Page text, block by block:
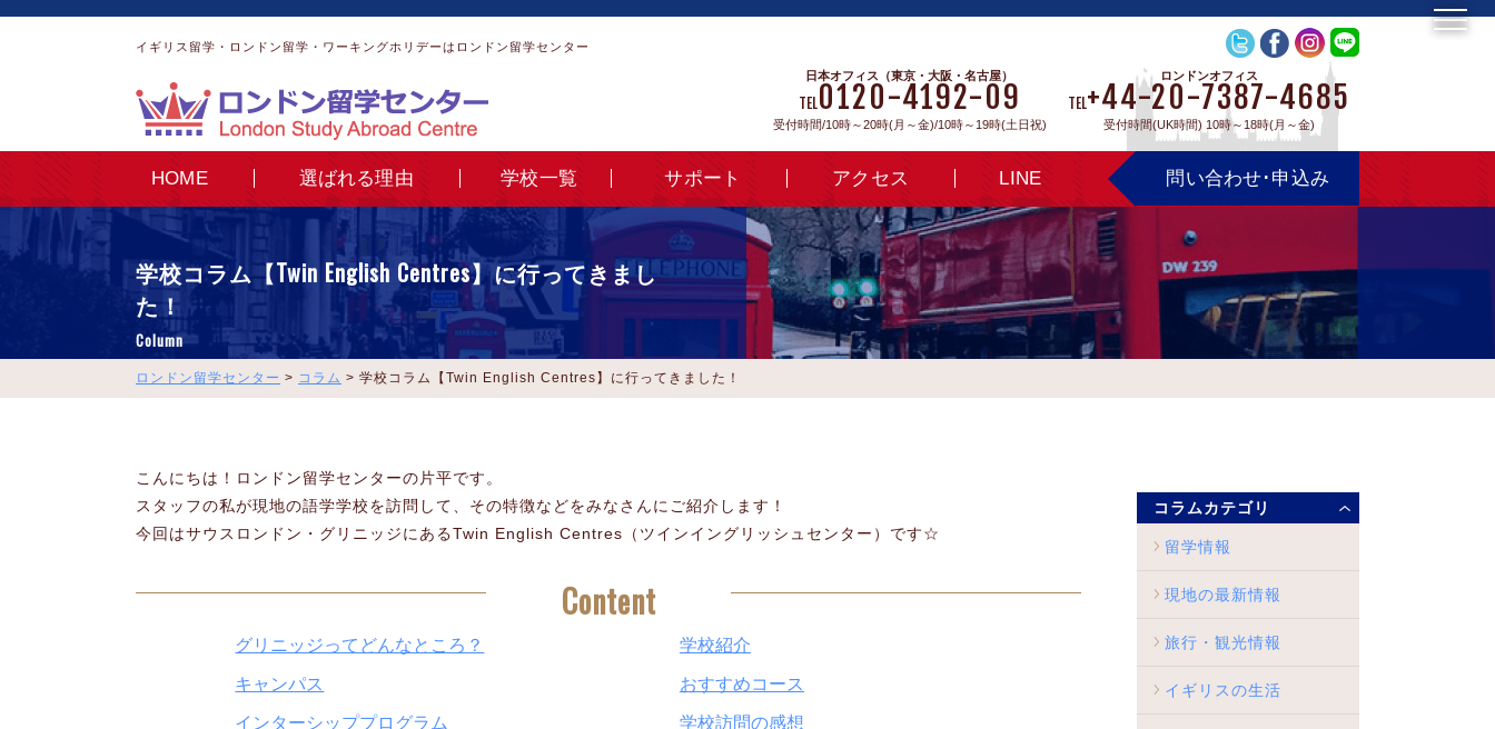
イギリス留学・ロンドン留学・ワーキングホリデーはロンドン留学センター
日本オフィス（東京・大阪・名古屋）
TEL0120-4192-09
受付時間/10時～20時(月～金)/10時～19時(土日祝)
ロンドンオフィス
TEL+44-20-7387-4685
受付時間(UK時間) 10時～18時(月～金)
HOME 選ばれる理由 学校一覧 サポート アクセス LINE 問い合わせ･申込み
学校コラム【Twin English Centres】に行ってきまし
た！
Column
ロンドン留学センター > コラム > 学校コラム【Twin English Centres】に行ってきました！
こんにちは！ロンドン留学センターの片平です。
スタッフの私が現地の語学学校を訪問して、その特徴などをみなさんにご紹介します！
今回はサウスロンドン・グリニッジにあるTwin English Centres（ツインイングリッシュセンター）です☆
Content
グリニッジってどんなところ？
学校紹介
キャンパス
おすすめコース
インターシッププログラム
学校訪問の感想
コラムカテゴリ
留学情報
現地の最新情報
旅行・観光情報
イギリスの生活